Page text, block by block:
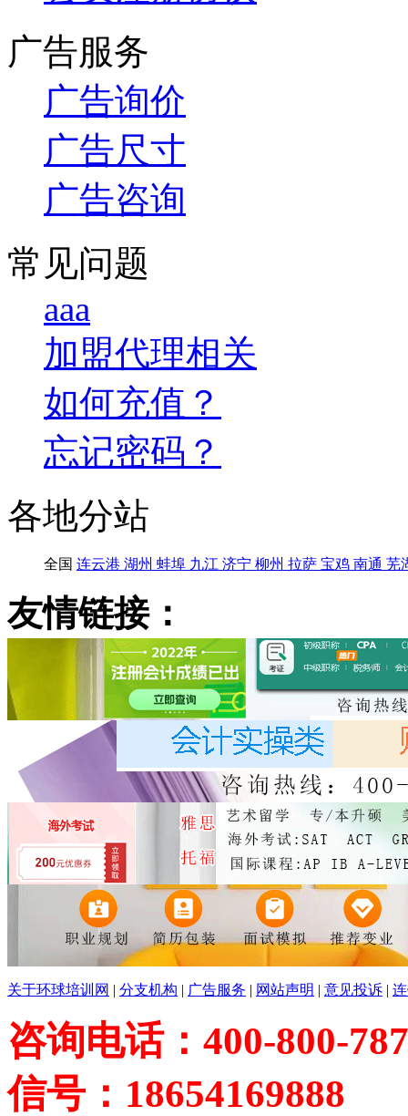
广告服务
广告询价
广告尺寸
广告咨询
常见问题
aaa
加盟代理相关
如何充值？
忘记密码？
各地分站
全国 连云港 湖州 蚌埠 九江 济宁 柳州 拉萨 宝鸡 南通 芜
友情链接：
关于环球培训网 | 分支机构 | 广告服务 | 网站声明 | 意见投诉 |
咨询电话：400-800-
信号：18654169888